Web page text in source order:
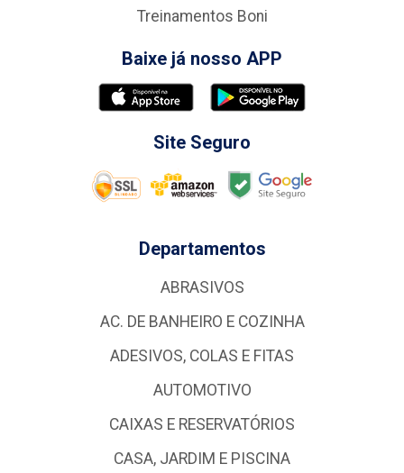
Treinamentos Boni
Baixe já nosso APP
Site Seguro
Departamentos
ABRASIVOS
AC. DE BANHEIRO E COZINHA
ADESIVOS, COLAS E FITAS
AUTOMOTIVO
CAIXAS E RESERVATÓRIOS
CASA, JARDIM E PISCINA